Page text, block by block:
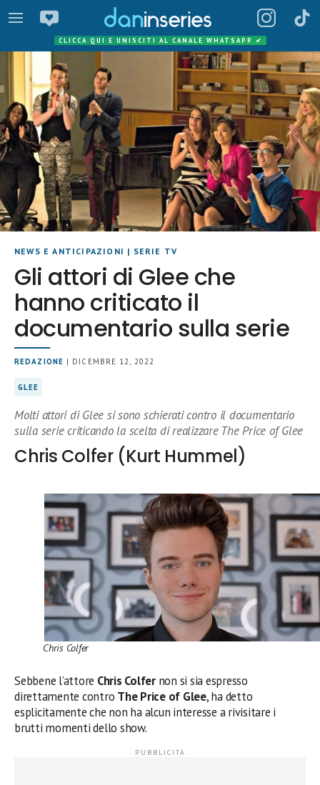
CLICCA QUI E UNISCITI AL CANALE WHATSAPP ✔
NEWS E ANTICIPAZIONI | SERIE TV
Gli attori di Glee che
hanno criticato il
documentario sulla serie
REDAZIONE | DICEMBRE 12, 2022
GLEE
Molti attori di Glee si sono schierati contro il documentario
sulla serie criticando la scelta di realizzare The Price of Glee
Chris Colfer (Kurt Hummel)
Chris Colfer
Sebbene l’attore Chris Colfernon si sia espresso
direttamente contro The Price of Glee, ha detto
esplicitamente che non ha alcun interesse a rivisitare i
brutti momenti dello show.